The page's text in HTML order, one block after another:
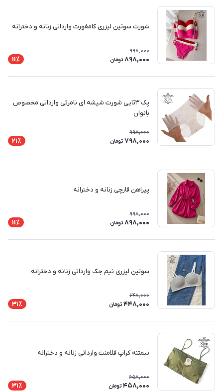
شورت سوتین لیزری کامفورت وارداتی زنانه و دخترانه
998,000
898,000 تومان 11٪
پک ۳تایی شورت شیشه ای نامرئی وارداتی مخصوص
بانوان
998,000
798,000 تومان 21٪
پیراهن قارچی زنانه و دخترانه
998,000
898,000 تومان 11٪
سوتین لیزری نیم جک وارداتی زنانه و دخترانه
648,000
448,000 تومان 31٪
نیمتنه کراپ فلامنت وارداتی زنانه و دخترانه
658,000
458,000 تومان 31٪